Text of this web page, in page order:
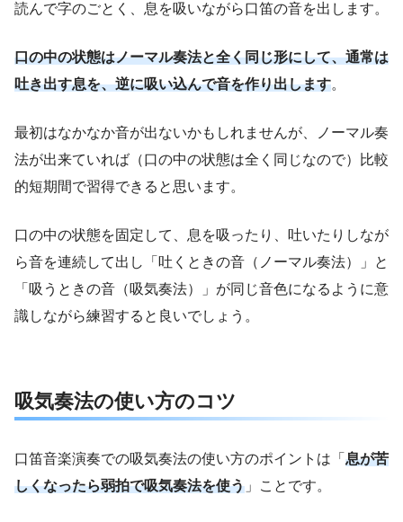
読んで字のごとく、息を吸いながら口笛の音を出します。
口の中の状態はノーマル奏法と全く同じ形にして、通常は
吐き出す息を、逆に吸い込んで音を作り出します。
最初はなかなか音が出ないかもしれませんが、ノーマル奏
法が出来ていれば（口の中の状態は全く同じなので）比較
的短期間で習得できると思います。
口の中の状態を固定して、息を吸ったり、吐いたりしなが
ら音を連続して出し「吐くときの音（ノーマル奏法）」と
「吸うときの音（吸気奏法）」が同じ音色になるように意
識しながら練習すると良いでしょう。
吸気奏法の使い方のコツ
口笛音楽演奏での吸気奏法の使い方のポイントは「 息が苦
しくなったら弱拍で吸気奏法を使う 」ことです。